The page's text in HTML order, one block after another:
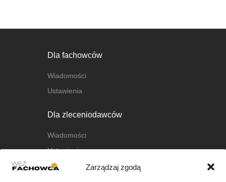
Zarządzaj zgodą
Dla fachowców
Wiadomości
Ustawienia
Dla zleceniodawców
Wiadomości
Ustawienia